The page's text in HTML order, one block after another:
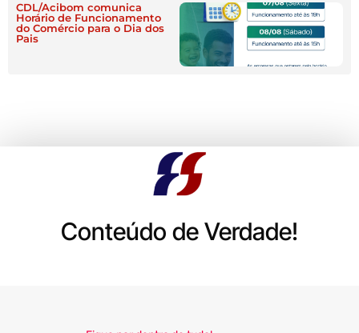
CDL/Acibom comunica
Horário de Funcionamento
do Comércio para o Dia dos
Pais
Conteúdo de Verdade!